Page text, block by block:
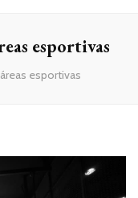
esportivas
esportivas